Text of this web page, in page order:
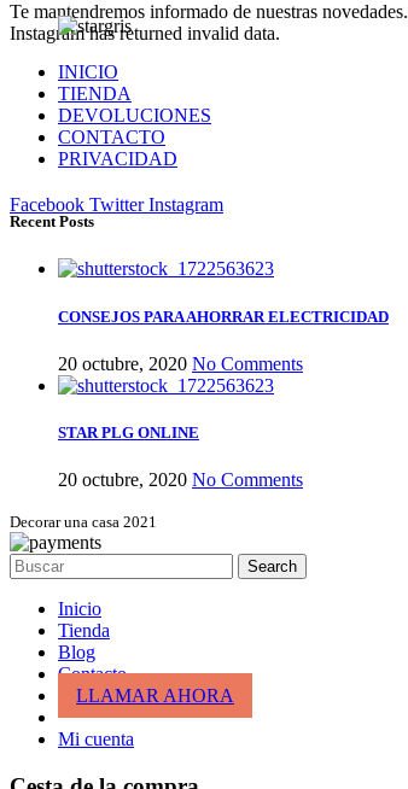
Te mantendremos informado de nuestras novedades.
Instagram has returned invalid data.
INICIO
TIENDA
DEVOLUCIONES
CONTACTO
PRIVACIDAD
Facebook Twitter Instagram
Recent Posts
CONSEJOS PARA AHORRAR ELECTRICIDAD
20 octubre, 2020 No Comments
STAR PLG ONLINE
20 octubre, 2020 No Comments
Decorar una casa 2021
Search
Inicio
Tienda
Blog
Contacto
LLAMAR AHORA
Mi cuenta